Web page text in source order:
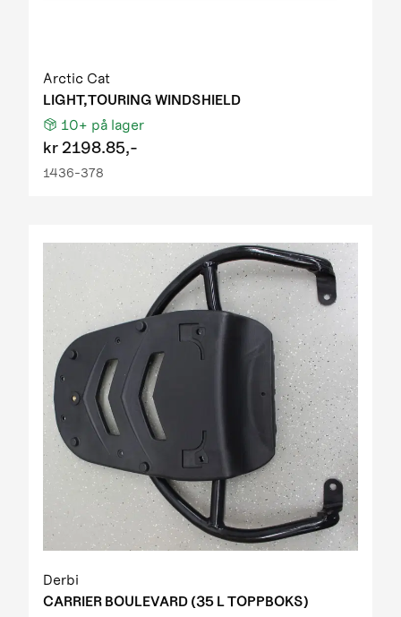
Arctic Cat
LIGHT,TOURING WINDSHIELD
10+ på lager
kr 2198.85,-
1436-378
Derbi
CARRIER BOULEVARD (35 L TOPPBOKS)